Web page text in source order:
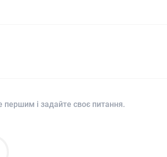
і задайте своє питання.